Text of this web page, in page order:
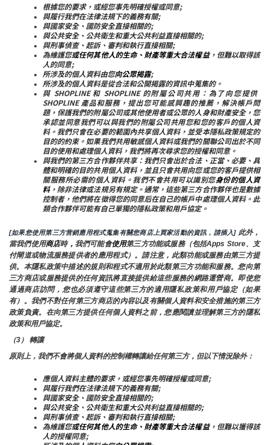
根據您的要求，或經您事先明確授權或同意;
與履行我們在法律法規下的義務有關;
與國家安全、國防安全直接相關的;
與公共安全、公共衛生和重大公共利益直接相關的;
與刑事偵查、起訴、審判和執行直接相關;
為維護您或任何其他人的生命、財產等重大合法權益，但難以取得該
人的同意;
所涉及的個人資料由您向公眾揭露;
所涉及的個人資料是從合法和公開揭露的資訊中蒐集的。
與 SHOPLINE 和 SHOPLINE 的附屬公司共用：為了向您提供
SHOPLINE 產品和服務，提出您可能感興趣的推薦，解決帳戶問
題，保護我們的附屬公司或其他使用者或公眾的人身和財產安全，您
承認並同意我們可以與我們的附屬公司共用您和您的客戶的個人資
料。我們只會在必要的範圍內共享個人資料，並受本隱私政策規定的
目的的約束。如果我們共用敏感個人資料或我們的關聯公司出於不同
目的使用和處理個人資料，我們將再次尋求您的授權和同意。
與我們的第三方合作夥伴共享：我們只會出於合法、正當、必要、具
體和明確的目的共用個人資料，並且只會共用向您或您的客戶提供相
關服務所必需的個人資料。我們不會共用可以識別您身份的個人資
料，除非法律或法規另有規定。通常，這些第三方合作夥伴也是數據
控制者，他們將在徵得您的同意后在自己的帳戶中處理個人資料。此
類合作夥伴可能有自己單獨的隱私政策和用戶協定。
[如果您使用第三方营銷應用程式蒐集有關您商店上買家活動的資訊，請插入] 此外，
當我們使用商店時， 我們可能會使用第三方功能或服務（包括Apps Store、支
付閘道或物流服務提供者的應用程式）。請注意，此類功能或服務由第三方提
供。本隱私政策中描述的規則和程式不適用於此類第三方功能和服務。您向第
三方商店或服務提供的任何資訊將直接提供給這些服務的網路運營商。即使您
通過商店訪問，您也必須遵守這些第三方的適用隱私政策和用戶協定（如果
有）。我們不對任何第三方商店的內容以及有關個人資料和安全措施的第三方
政策負責。在向第三方提供任何個人資料之前，您應閱讀並理解第三方的隱私
政策和用戶協定。
（3） 轉讓
原則上，我們不會將個人資料的控制權轉讓給任何第三方，但以下情況除外：
應個人資料主體的要求，或經您事先明確授權或同意;
與履行我們在法律法規下的義務有關;
與國家安全、國防安全直接相關的;
與公共安全、公共衛生和重大公共利益直接相關的;
與刑事偵查、起訴、審判和執行直接相關;
為維護您或任何其他人的生命、財產等重大合法權益，但難以獲得該
人的授權同意;